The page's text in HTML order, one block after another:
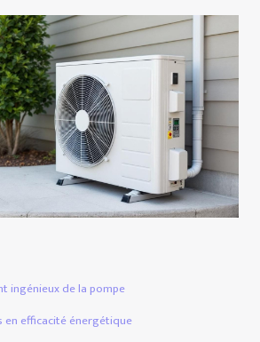
ingénieux de la pompe
en efficacité énergétique